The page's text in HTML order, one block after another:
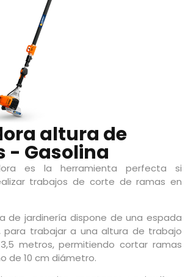
altura de
- Gasolina
es la herramienta perfecta si
trabajos de corte de ramas en
de jardinería dispone de una espada
para trabajar a una altura de trabajo
metros, permitiendo cortar ramas
de 10 cm diámetro.